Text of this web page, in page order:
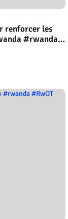
renforcer les
#rwanda